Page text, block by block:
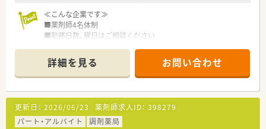
≪こんな企業です≫
■薬剤師4名体制
■勤務日数、曜日はご相談ください
■国道105号線沿いで通勤しやすい立地
■地元で働きたい方！ぜひご相談下さい♪
■山形県を中心に、岩手、秋田、宮城に店舗展開をしている地域
に根ざしたチェーン薬局様です。
■これまでの経験を活かして専門分野でスキルを磨きたいとい
う方にオススメです。
詳細を見る お問い合わせ
更新日： 2026/06/23 薬剤師求人ID： 398279
パート・アルバイト
調剤薬局